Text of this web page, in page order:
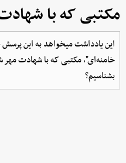
مکتبی که با
این یادداشت میخواهد به این
خامنه‌ای"، مکتبی که با شهادت مهر
بشناسیم؟